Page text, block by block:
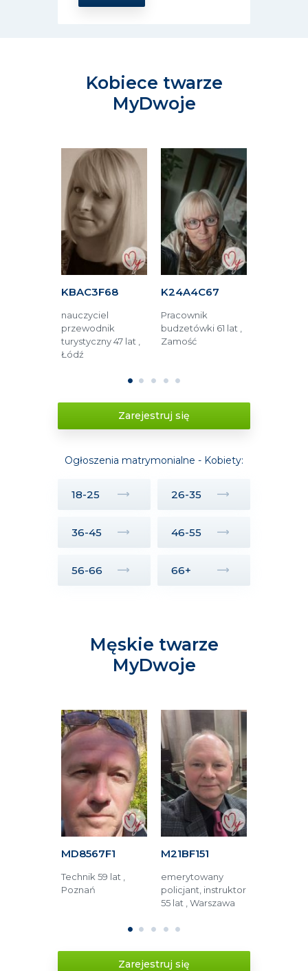
Kobiece twarze
MyDwoje
KBAC3F68
nauczyciel
przewodnik
turystyczny 47 lat ,
Łódź
K24A4C67
Pracownik
budzetówki 61 lat ,
Zamość
1 2 3 4 5
Zarejestruj się
Ogłoszenia matrymonialne - Kobiety:
18-25 26-35
36-45 46-55
56-66 66+
Męskie twarze
MyDwoje
MD8567F1
Technik 59 lat ,
Poznań
M21BF151
emerytowany
policjant, instruktor
55 lat , Warszawa
1 2 3 4 5
Zarejestruj się